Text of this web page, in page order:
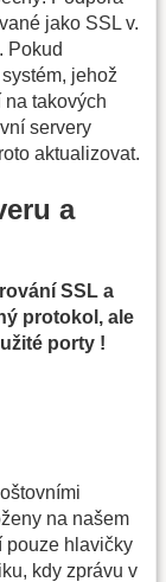
jako SSL v.
Pokud
jehož
na takových
servery
aktualizovat.
a
SSL a
protokol, ale
porty !
na našem
pouze hlavičky
kdy zprávu v